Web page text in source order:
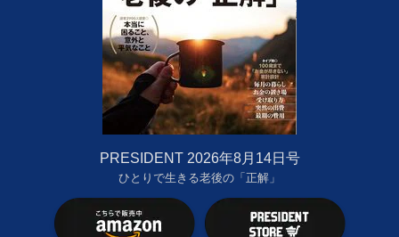
PRESIDENT 2026年8月14日号
ひとりで生きる老後の「正解」